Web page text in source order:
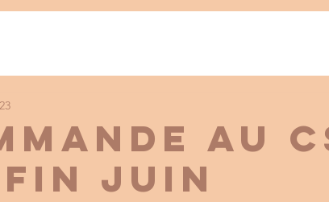
au
Juin